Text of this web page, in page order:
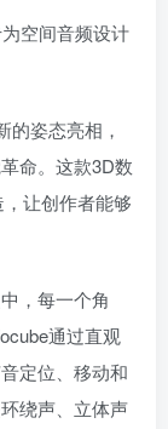
空间音频设计
的姿态亮相，
命。这款3D数
让创作者能够
，每一个角
通过直观
定位、移动和
绕声、立体声